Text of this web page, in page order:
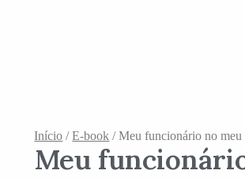
Início /E-book / Meu funcionário no meu
Meu